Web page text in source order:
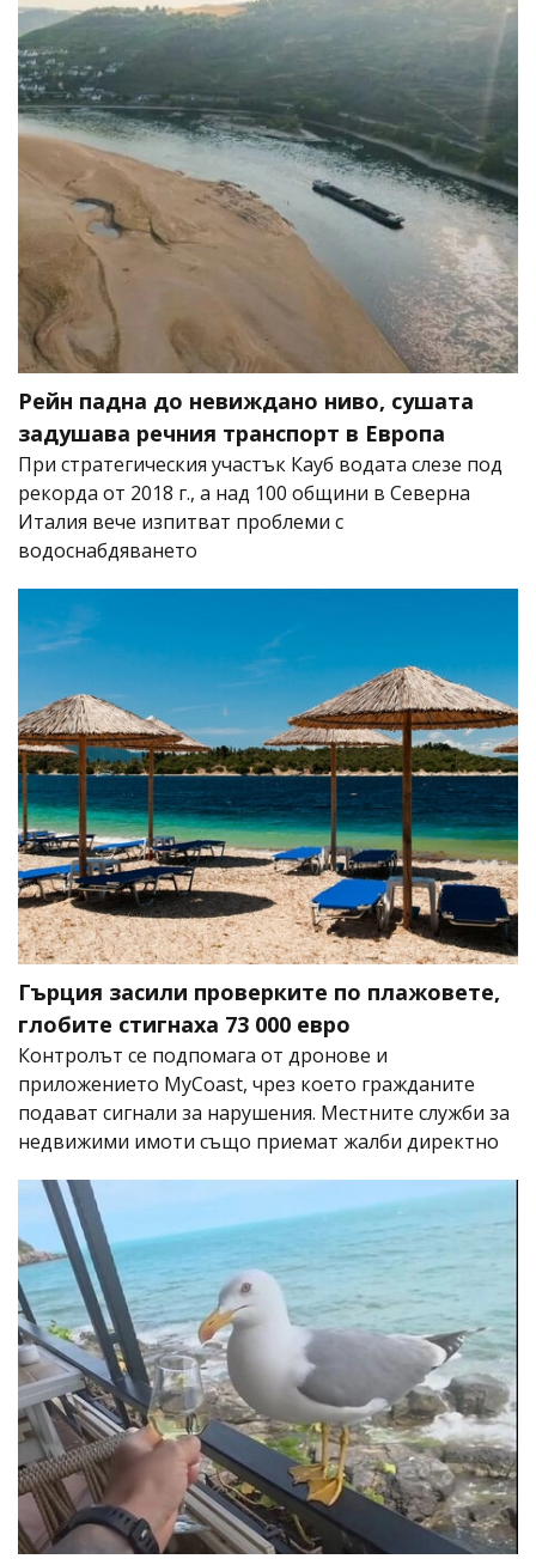
Рейн падна до невиждано ниво, сушата
задушава речния транспорт в Европа
При стратегическия участък Кауб водата слезе под
рекорда от 2018 г., а над 100 общини в Северна
Италия вече изпитват проблеми с
водоснабдяването
Гърция засили проверките по плажовете,
глобите стигнаха 73 000 евро
Контролът се подпомага от дронове и
приложението MyCoast, чрез което гражданите
подават сигнали за нарушения. Местните служби за
недвижими имоти също приемат жалби директно